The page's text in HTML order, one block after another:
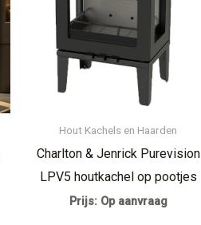
Hout Kachels en Haarden
Charlton & Jenrick Purevision
LPV5 houtkachel op pootjes
Prijs: Op aanvraag